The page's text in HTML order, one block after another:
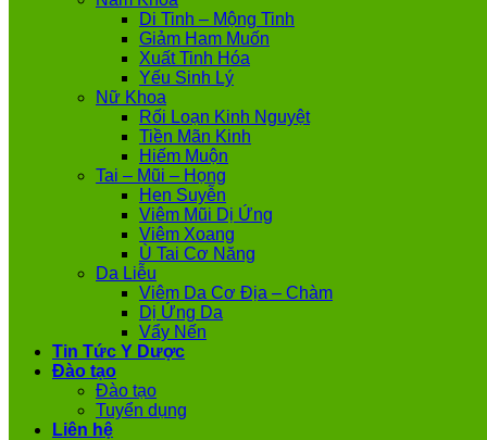
Di Tinh – Mộng Tinh
Giảm Ham Muốn
Xuất Tinh Hóa
Yếu Sinh Lý
Nữ Khoa
Rối Loạn Kinh Nguyệt
Tiền Mãn Kinh
Hiếm Muộn
Tai – Mũi – Họng
Hen Suyễn
Viêm Mũi Dị Ứng
Viêm Xoang
Ù Tai Cơ Năng
Da Liễu
Viêm Da Cơ Địa – Chàm
Dị Ứng Da
Vẩy Nến
Tin Tức Y Dược
Đào tạo
Đào tạo
Tuyển dụng
Liên hệ